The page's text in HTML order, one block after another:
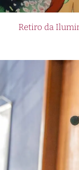
Retiro da